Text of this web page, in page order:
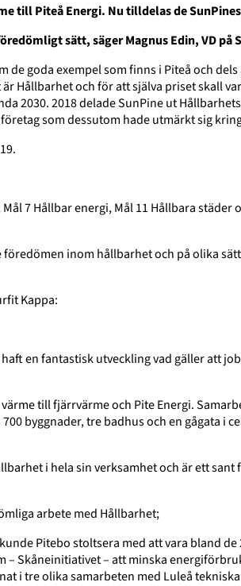
till Piteå Energi. Nu tilldelas de
sätt, säger Magnus Edin, VD på
de goda exempel som finns i Piteå och
Hållbarhet och för att själva priset skall
2030. 2018 delade SunPine ut
som dessutom hade utmärkt sig
7 Hållbar energi, Mål 11 Hållbara städer
inom hållbarhet och på olika
Kappa:
en fantastisk utveckling vad gäller att
till fjärrvärme och Pite Energi.
byggnader, tre badhus och en gågata i
i hela sin verksamhet och är ett sant
arbete med Hållbarhet;
Pitebo stoltsera med att vara bland
Skåneinitiativet – att minska
i tre olika samarbeten med Luleå